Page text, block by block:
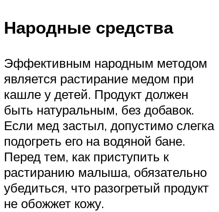
Народные средства
Эффективным народным методом
является растирание медом при
кашле у детей. Продукт должен
быть натуральным, без добавок.
Если мед застыл, допустимо слегка
подогреть его на водяной бане.
Перед тем, как приступить к
растиранию малыша, обязательно
убедиться, что разогретый продукт
не обожжет кожу.